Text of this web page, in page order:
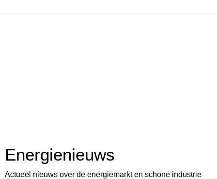
Energienieuws
Actueel nieuws over de energiemarkt en schone industrie